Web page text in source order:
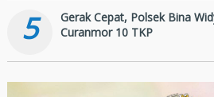
5
Gerak Cepat, Polsek Bina
Curanmor 10 TKP